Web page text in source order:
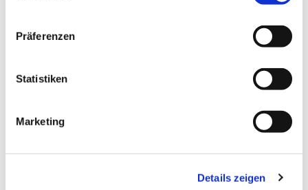
Präferenzen
Statistiken
Marketing
Details zeigen